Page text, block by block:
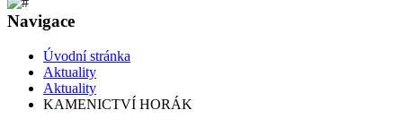
Navigace
Úvodní stránka
Aktuality
Aktuality
KAMENICTVÍ HORÁK